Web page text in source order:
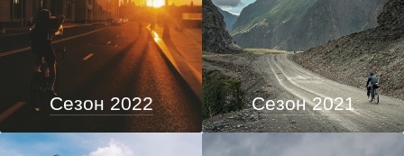
Сезон 2022 Сезон 2021